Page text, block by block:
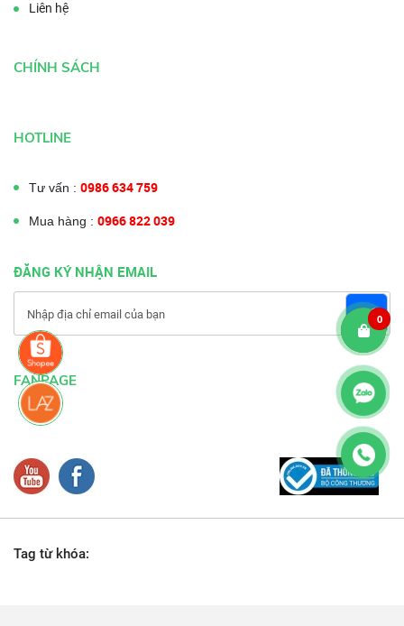
Liên hệ
CHÍNH SÁCH
HOTLINE
Tư vấn : 0986 634 759
Mua hàng : 0966 822 039
ĐĂNG KÝ NHẬN EMAIL
FANPAGE
Tag từ khóa:
0